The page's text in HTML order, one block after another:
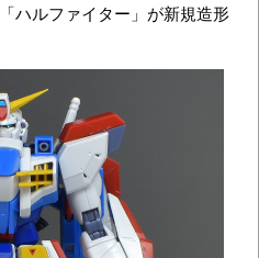
ハルファイター」が新規造形